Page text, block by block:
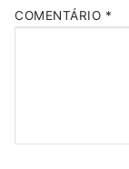
COMENTÁRIO *